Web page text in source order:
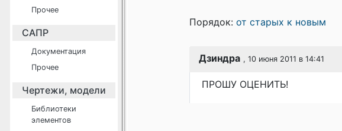
Прочее
САПР
Документация
Прочее
Чертежи, модели
Библиотеки
элементов
Порядок: от старых к новым
Дзиндра , 10 июня 2011 в 14:41
ПРОШУ ОЦЕНИТЬ!